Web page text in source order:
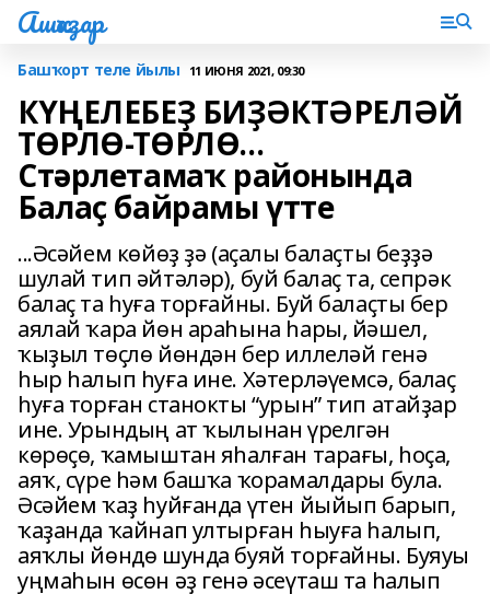
Ашҡаҙар
Башҡорт теле йылы 11 ИЮНЯ 2021, 09:30
КҮҢЕЛЕБЕҘ БИҘӘКТӘРЕЛӘЙ
ТӨРЛӨ-ТӨРЛӨ...
Стәрлетамаҡ районында
Балаҫ байрамы үтте
...Әсәйем көйөҙ ҙә (аҫалы балаҫты беҙҙә
шулай тип әйтәләр), буй балаҫ та, сепрәк
балаҫ та һуға торғайны. Буй балаҫты бер
аялай ҡара йөн араһына һары, йәшел,
ҡыҙыл төҫлө йөндән бер иллеләй генә
һыр һалып һуға ине. Хәтерләүемсә, балаҫ
һуға торған станокты “урын” тип атайҙар
ине. Урындың ат ҡылынан үрелгән
көрөҫө, ҡамыштан яһалған тарағы, һоҫа,
аяҡ, сүре һәм башҡа ҡорамалдары була.
Әсәйем ҡаҙ һуйғанда үтен йыйып барып,
ҡаҙанда ҡайнап ултырған һыуға һалып,
аяҡлы йөндө шунда буяй торғайны. Буяуы
уңмаһын өсөн әҙ генә әсеүташ та һалып